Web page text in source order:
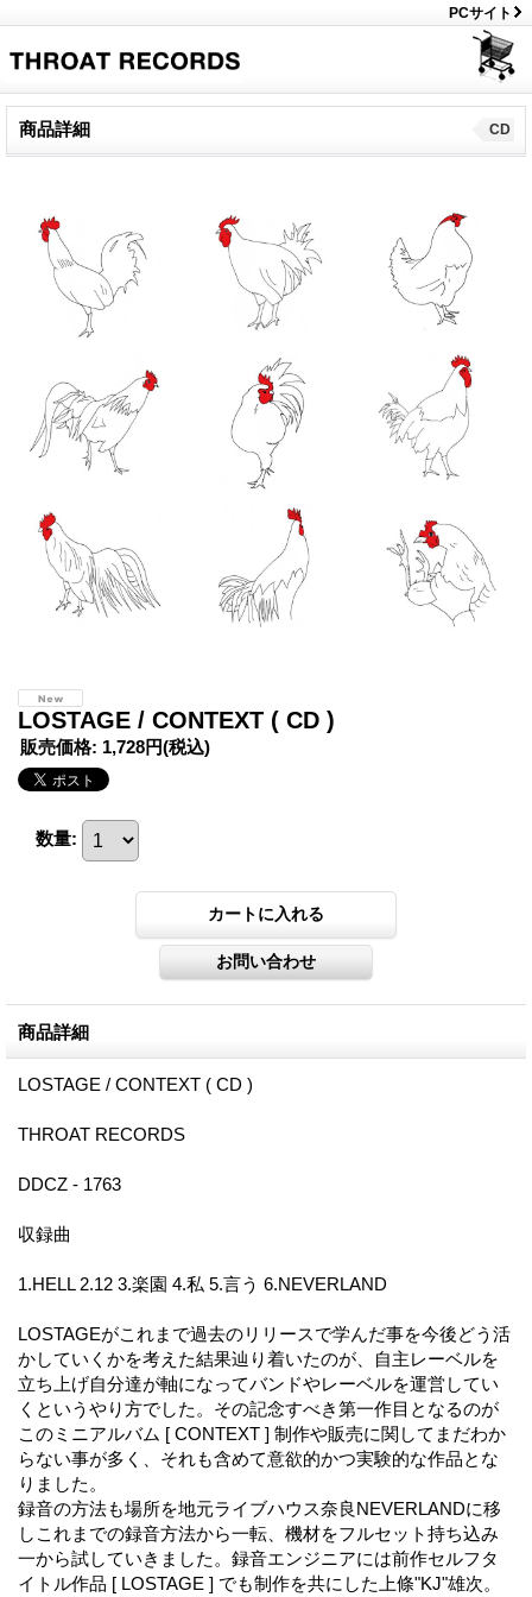
PCサイト
商品詳細 CD
LOSTAGE / CONTEXT ( CD )
販売価格: 1,728円(税込)
数量:
商品詳細
LOSTAGE / CONTEXT ( CD )
THROAT RECORDS
DDCZ - 1763
収録曲
1.HELL 2.12 3.楽園 4.私 5.言う 6.NEVERLAND
LOSTAGEがこれまで過去のリリースで学んだ事を今後どう活
かしていくかを考えた結果辿り着いたのが、自主レーベルを
立ち上げ自分達が軸になってバンドやレーベルを運営してい
くというやり方でした。その記念すべき第一作目となるのが
このミニアルバム [ CONTEXT ] 制作や販売に関してまだわか
らない事が多く、それも含めて意欲的かつ実験的な作品とな
りました。
録音の方法も場所を地元ライブハウス奈良NEVERLANDに移
しこれまでの録音方法から一転、機材をフルセット持ち込み
一から試していきました。録音エンジニアには前作セルフタ
イトル作品 [ LOSTAGE ] でも制作を共にした上條"KJ"雄次。